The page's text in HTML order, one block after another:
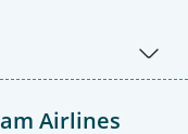
Airlines